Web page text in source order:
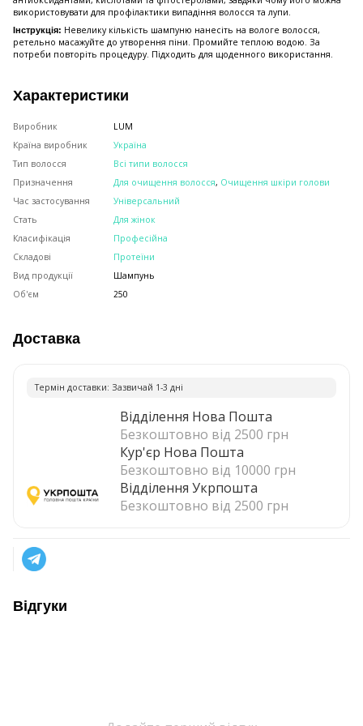
використовувати для профілактики випадіння волосся та лупи.
Інструкція: Невелику кількість шампуню нанесіть на вологе волосся,
ретельно масажуйте до утворення піни. Промийте теплою водою. За
потреби повторіть процедуру. Підходить для щоденного використання.
Характеристики
Виробник
LUM
Країна виробник
Україна
Тип волосся
Всі типи волосся
Призначення
Для очищення волосся, Очищення шкіри голови
Час застосування
Універсальний
Стать
Для жінок
Класифікація
Професійна
Складові
Протеїни
Вид продукції
Шампунь
Об'єм
250
Доставка
Термiн доставки: Зазвичай 1-3 днi
Відділення Нова Пошта
Безкоштовно від 2500 грн
Кур'єр Нова Пошта
Безкоштовно від 10000 грн
Відділення Укрпошта
Безкоштовно від 2500 грн
Відгуки